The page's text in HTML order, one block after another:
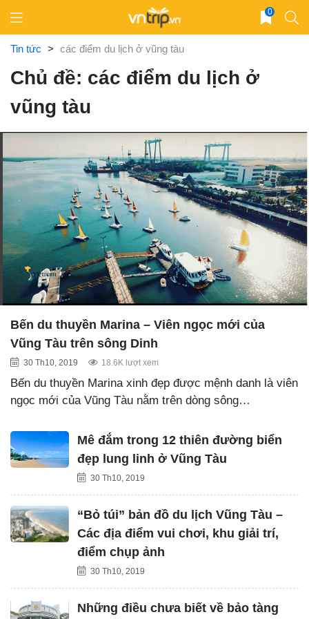
content
0
Tin tức > các điểm du lịch ở vũng tàu
Chủ đề: các điểm du lịch ở
vũng tàu
Bến du thuyền Marina – Viên ngọc mới của
Vũng Tàu trên sông Dinh
30 Th10, 2019 18.6K lượt xem
Bến du thuyền Marina xinh đẹp được mệnh danh là viên
ngọc mới của Vũng Tàu nằm trên dòng sông…
Mê đắm trong 12 thiên đường biển
đẹp lung linh ở Vũng Tàu
30 Th10, 2019
“Bỏ túi” bản đồ du lịch Vũng Tàu –
Các địa điểm vui chơi, khu giải trí,
điểm chụp ảnh
30 Th10, 2019
Những điều chưa biết về bảo tàng